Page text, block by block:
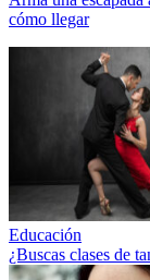
cómo llegar
Educación
¿Buscas clases de